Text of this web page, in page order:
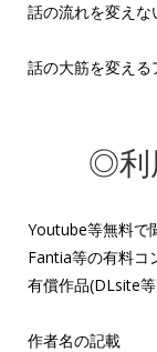
話の流れを変え
話の大筋を変える
◎利
Youtube等無料で
Fantia等の有料コ
有償作品(DLsite
作者名の記載